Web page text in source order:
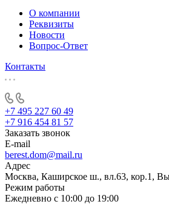
О компании
Реквизиты
Новости
Вопрос-Ответ
Контакты
+7 495 227 60 49
+7 916 454 81 57
Заказать звонок
E-mail
berest.dom@mail.ru
Адрес
Москва, Каширское ш., вл.63, кор.1,
Режим работы
Ежедневно с 10:00 до 19:00